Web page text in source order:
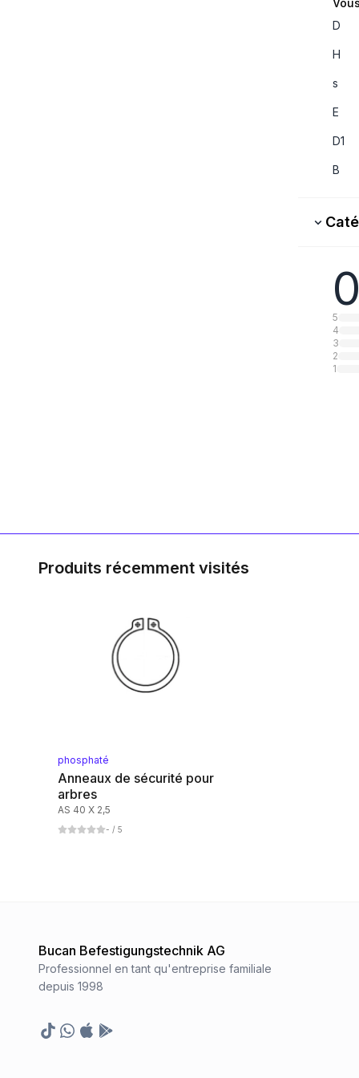
D
H
s
E
D1
B
5
4
3
2
1
Produits récemment visités
phosphaté
Anneaux de sécurité pour
arbres
AS 40 X 2,5
- / 5
Bucan Befestigungstechnik AG
Professionnel en tant qu'entreprise familiale
depuis 1998
TikTokWhatsapp
Appstore
Google Play Store